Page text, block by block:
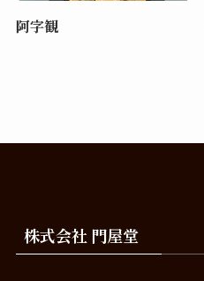
阿字観
株式会社 門屋堂